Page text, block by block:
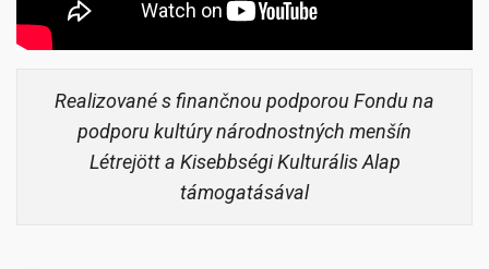
Realizované s finančnou podporou Fondu na
podporu kultúry národnostných menšín
Létrejött a Kisebbségi Kulturális Alap
támogatásával